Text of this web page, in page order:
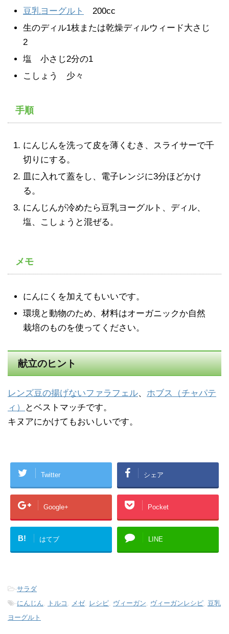
豆乳ヨーグルト
200cc
生のディル1枝または乾燥ディルウィード大さじ
2
塩 小さじ2分の1
こしょう 少々
手順
にんじんを洗って皮を薄くむき、スライサーで千
切りにする。
皿に入れて蓋をし、電子レンジに3分ほどかけ
る。
にんじんが冷めたら豆乳ヨーグルト、ディル、
塩、こしょうと混ぜる。
メモ
にんにくを加えてもいいです。
環境と動物のため、材料はオーガニックか自然
栽培のものを使ってください。
献立のヒント
レンズ豆の揚げないファラフェル、 ホブス（チャパテ
ィ）
とベストマッチです。
キヌアにかけてもおいしいです。
Twitter シェア
Google+ Pocket
B! はてブ LINE
-サラダ
-にんじん, トルコ , メゼ, レシピ, ヴィーガン, ヴィーガンレシピ, 豆乳
ヨーグルト